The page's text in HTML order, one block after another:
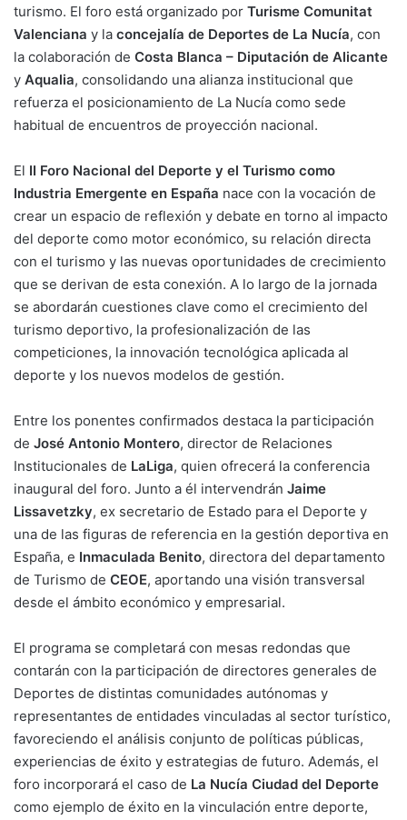
turismo. El foro está organizado por Turisme Comunitat
Valenciana y la concejalía de Deportes de La Nucía, con
la colaboración de Costa Blanca – Diputación de Alicante
y Aqualia, consolidando una alianza institucional que
refuerza el posicionamiento de La Nucía como sede
habitual de encuentros de proyección nacional.
El II Foro Nacional del Deporte y el Turismo como
Industria Emergente en España nace con la vocación de
crear un espacio de reflexión y debate en torno al impacto
del deporte como motor económico, su relación directa
con el turismo y las nuevas oportunidades de crecimiento
que se derivan de esta conexión. A lo largo de la jornada
se abordarán cuestiones clave como el crecimiento del
turismo deportivo, la profesionalización de las
competiciones, la innovación tecnológica aplicada al
deporte y los nuevos modelos de gestión.
Entre los ponentes confirmados destaca la participación
de José Antonio Montero, director de Relaciones
Institucionales de LaLiga, quien ofrecerá la conferencia
inaugural del foro. Junto a él intervendrán Jaime
Lissavetzky, ex secretario de Estado para el Deporte y
una de las figuras de referencia en la gestión deportiva en
España, e Inmaculada Benito, directora del departamento
de Turismo de CEOE, aportando una visión transversal
desde el ámbito económico y empresarial.
El programa se completará con mesas redondas que
contarán con la participación de directores generales de
Deportes de distintas comunidades autónomas y
representantes de entidades vinculadas al sector turístico,
favoreciendo el análisis conjunto de políticas públicas,
experiencias de éxito y estrategias de futuro. Además, el
foro incorporará el caso de La Nucía Ciudad del Deporte
como ejemplo de éxito en la vinculación entre deporte,